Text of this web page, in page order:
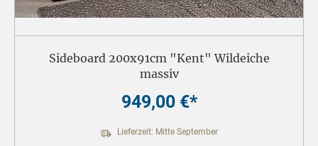
Sideboard 200x91cm "Kent" Wildeiche
massiv
949,00 €*
Lieferzeit: Mitte September